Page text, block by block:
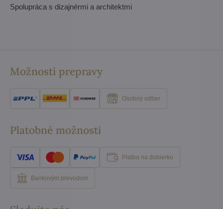
Spolupráca s dizajnérmi a architektmi
Možnosti prepravy
Osobný odber
Platobné možnosti
Platba na dobierku
Bankovým prevodom